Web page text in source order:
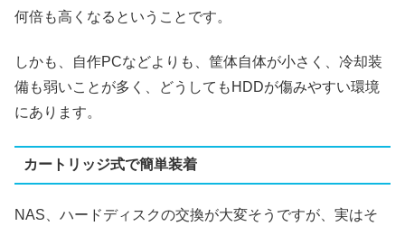
何倍も高くなるということです。
しかも、自作PCなどよりも、筐体自体が小さく、冷却装
備も弱いことが多く、どうしてもHDDが傷みやすい環境
にあります。
カートリッジ式で簡単装着
NAS、ハードディスクの交換が大変そうですが、実はそ